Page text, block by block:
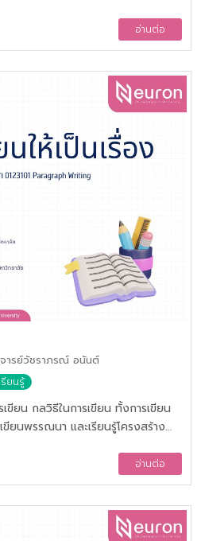
รักษาวัฒนธรรมอันดีงาม มีความเสีย
ารรู้จักเหตุ รู้จักผล รู้จักตน รู้จักกาล
อ่านต่อ
ารย์วัชราภรณ์ อนันต์
ยนรู้
ขียน กลวิธีในการเขียน ทั้งการเขียน
ขียนพรรณนา และเรียนรู้โครงสร้าง
อ่านต่อ